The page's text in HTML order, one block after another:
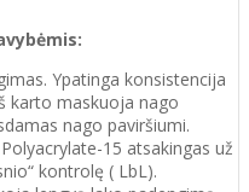
Ypatinga konsistencija
karto maskuoja nago
nago paviršiumi.
15 atsakingas už
kontrolę ( LbL).